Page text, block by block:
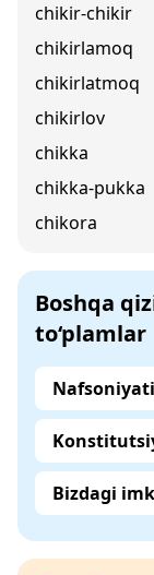
chikir-chikir
chikirlamoq
chikirlatmoq
chikirlov
chikka
chikka-pukka
chikora
Boshqa
to‘plamlar
Bizdagi